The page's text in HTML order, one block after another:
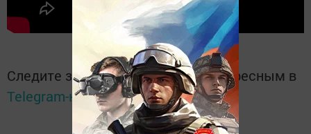
Следите за самым важным и интересным в
Telegram-каналеТатмедиа